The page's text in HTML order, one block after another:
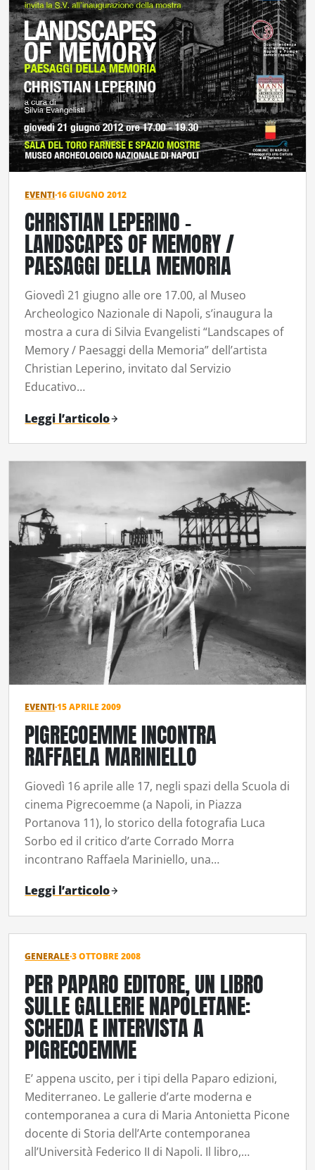
EVENTI·16 GIUGNO 2012
CHRISTIAN LEPERINO –
LANDSCAPES OF MEMORY /
PAESAGGI DELLA MEMORIA
Giovedì 21 giugno alle ore 17.00, al Museo
Archeologico Nazionale di Napoli, s’inaugura la
mostra a cura di Silvia Evangelisti “Landscapes of
Memory / Paesaggi della Memoria” dell’artista
Christian Leperino, invitato dal Servizio
Educativo…
Leggi l’articolo
EVENTI·15 APRILE 2009
PIGRECOEMME INCONTRA
RAFFAELA MARINIELLO
Giovedì 16 aprile alle 17, negli spazi della Scuola di
cinema Pigrecoemme (a Napoli, in Piazza
Portanova 11), lo storico della fotografia Luca
Sorbo ed il critico d’arte Corrado Morra
incontrano Raffaela Mariniello, una…
Leggi l’articolo
GENERALE·3 OTTOBRE 2008
PER PAPARO EDITORE, UN LIBRO
SULLE GALLERIE NAPOLETANE:
SCHEDA E INTERVISTA A
PIGRECOEMME
E’ appena uscito, per i tipi della Paparo edizioni,
Mediterraneo. Le gallerie d’arte moderna e
contemporanea a cura di Maria Antonietta Picone
docente di Storia dell’Arte contemporanea
all’Università Federico II di Napoli. Il libro,…